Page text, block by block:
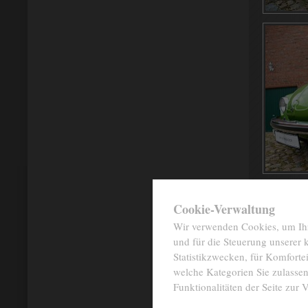
Cookie-Verwaltung
Wir verwenden Cookies, um
und für die Steuerung unserer
Statistikzwecken, für
welche Kategorien Sie
Funktionalitäten der Seite zur